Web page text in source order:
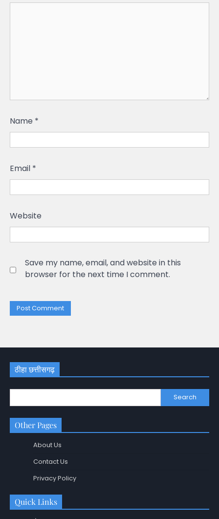
Name *
Email *
Website
Save my name, email, and website in this
browser for the next time I comment.
ठीहा छत्तीसगढ़
Search
Other Pages
About Us
Contact Us
Privacy Policy
Quick Links